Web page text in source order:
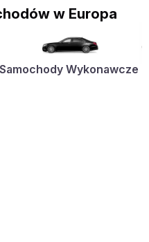
w Europa
Samochody Wykonawcze